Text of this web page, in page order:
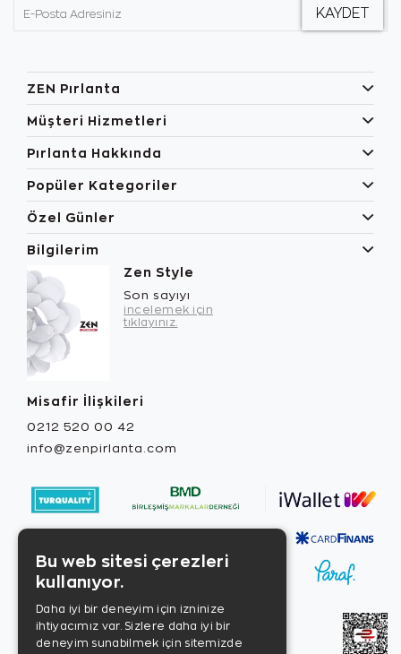
ZEN Pırlanta
Müşteri Hizmetleri
Pırlanta Hakkında
Popüler Kategoriler
Özel Günler
Bilgilerim
Zen Style
Son sayıyı
incelemek için
tıklayınız.
Misafir İlişkileri
0212 520 00 42
info@zenpirlanta.com
Bu web sitesi çerezleri
kullanıyor.
Daha iyi bir deneyim için izninize
ihtiyacımız var. Sizlere daha iyi bir
deneyim sunabilmek için sitemizde